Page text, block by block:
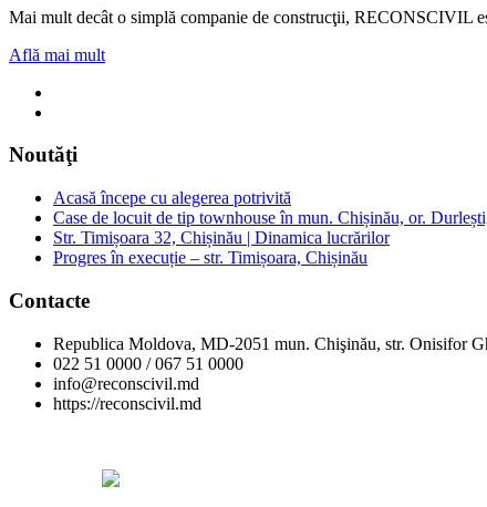
Mai mult decât o simplă companie de construcţii, RECONSCIVIL
Află mai mult
Noutăţi
Acasă începe cu alegerea potrivită
Case de locuit de tip townhouse în mun. Chișinău, or.
Str. Timișoara 32, Chișinău | Dinamica lucrărilor
Progres în execuție – str. Timișoara, Chișinău
Contacte
Republica Moldova, MD-2051 mun. Chişinău, str. Onisifor
022 51 0000 / 067 51 0000
info@reconscivil.md
https://reconscivil.md